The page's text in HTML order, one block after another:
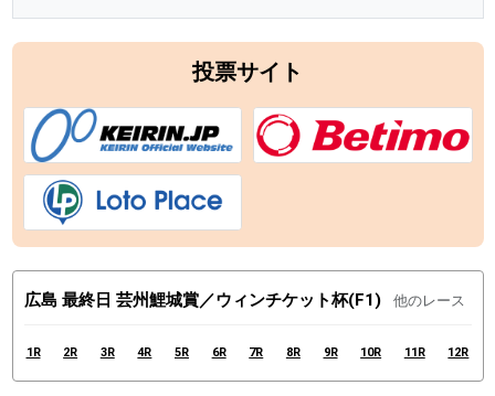
投票サイト
広島 最終日 芸州鯉城賞／ウィンチケット杯(F1) 他のレース
1R 2R 3R 4R 5R 6R 7R 8R 9R 10R 11R 12R